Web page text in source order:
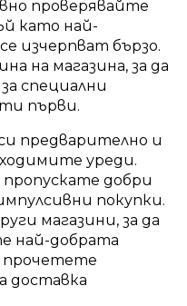
проверявайте
като най-
изчерпват бързо.
на магазина, за да
специални
първи.
предварително и
уреди.
добри
покупки.
магазини, за да
най-добрата
прочетете
доставка